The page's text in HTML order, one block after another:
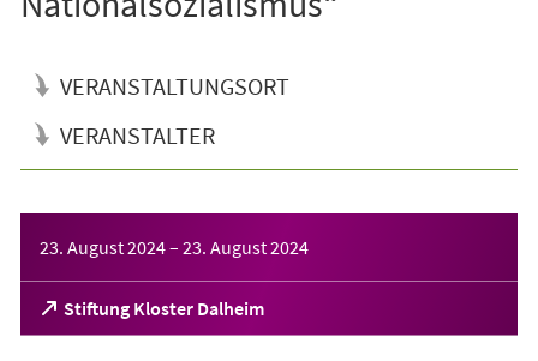
VERANSTALTUNGSORT
VERANSTALTER
23. August 2024– 23. August 2024
Stiftung Kloster Dalheim
(Öffnet
in